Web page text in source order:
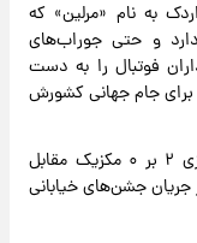
به نام «مرلین» که
و حتی جوراب‌های
فوتبال را به دست
برای جام جهانی کشورش
شهرت مرلین زمانی آغاز شد که پس از پیروزی ۲ بر ۰ مکزیک مقابل
جریان جشن‌های خیابانی